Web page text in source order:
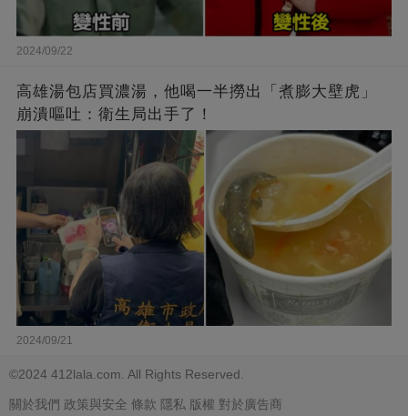
2024/09/22
高雄湯包店買濃湯，他喝一半撈出「煮膨大壁虎」
崩潰嘔吐：衛生局出手了！
2024/09/21
©2024 412lala.com. All Rights Reserved.
關於我們 政策與安全 條款 隱私 版權 對於廣告商